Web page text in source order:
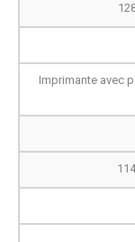
Imprimante avec